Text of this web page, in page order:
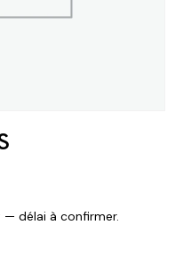
— délai à confirmer.